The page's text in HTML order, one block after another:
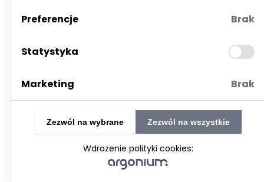
OSTROWSKA 122, 63-700 Krotoszyn, Dino
Preferencje Brak
Statystyka
Marketing Brak
Wdrożenie polityki cookies:
Zezwól na wybrane Zezwól na wszystkie